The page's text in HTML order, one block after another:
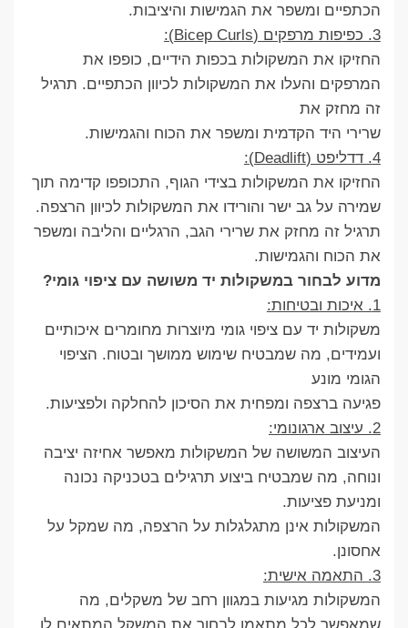
הכתפיים ומשפר את הגמישות והיציבות.
3. כפיפות מרפקים (Bicep Curls):
החזיקו את המשקולות בכפות הידיים, כופפו את
המרפקים והעלו את המשקולות לכיוון הכתפיים. תרגיל
זה מחזק את
שרירי היד הקדמית ומשפר את הכוח והגמישות.
4. דדליפט (Deadlift):
החזיקו את המשקולות בצידי הגוף, התכופפו קדימה תוך
שמירה על גב ישר והורידו את המשקולות לכיוון הרצפה.
תרגיל זה מחזק את שרירי הגב, הרגליים והליבה ומשפר
את הכוח והגמישות.
מדוע לבחור במשקולות יד משושה עם ציפוי גומי?
1. איכות ובטיחות:
משקולות יד עם ציפוי גומי מיוצרות מחומרים איכותיים
ועמידים, מה שמבטיח שימוש ממושך ובטוח. הציפוי
הגומי מונע
פגיעה ברצפה ומפחית את הסיכון להחלקה ולפציעות.
2. עיצוב ארגונומי:
העיצוב המשושה של המשקולות מאפשר אחיזה יציבה
ונוחה, מה שמבטיח ביצוע תרגילים בטכניקה נכונה
ומניעת פציעות.
המשקולות אינן מתגלגלות על הרצפה, מה שמקל על
אחסונן.
3. התאמה אישית:
המשקולות מגיעות במגוון רחב של משקלים, מה